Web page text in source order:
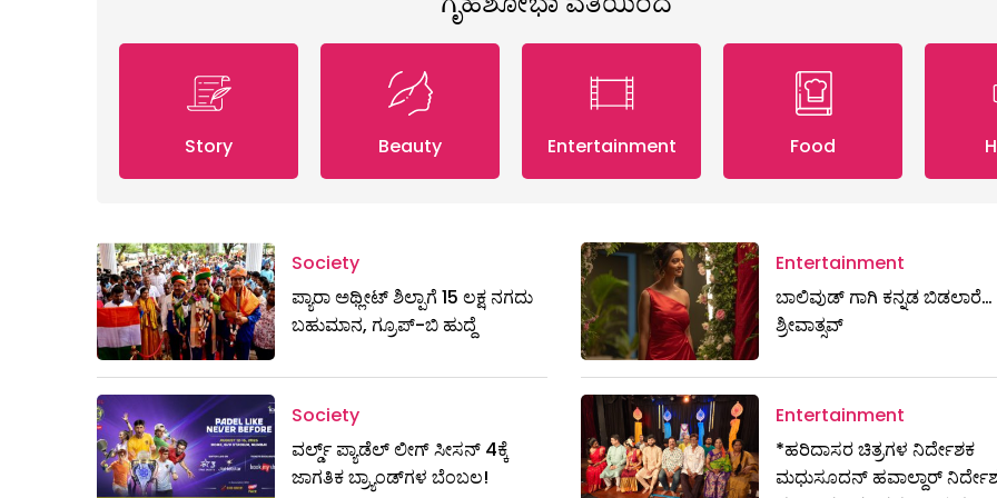
Story Beauty Entertainment Food
Society
ಪ್ಯಾರಾ ಅಥ್ಲೀಟ್ ಶಿಲ್ಪಾಗೆ 15 ಲಕ್ಷ ನಗದು
ಬಹುಮಾನ, ಗ್ರೂಪ್-ಬಿ ಹುದ್ದೆ
Society
ವರ್ಲ್ಡ್ ಪ್ಯಾಡೆಲ್ ಲೀಗ್ ಸೀಸನ್ 4ಕ್ಕೆ
ಜಾಗತಿಕ ಬ್ರ್ಯಾಂಡ್‌ಗಳ ಬೆಂಬಲ!
Entertainment
ಬಾಲಿವುಡ್ ಗಾಗಿ ಕನ್ನಡ ಬಿಡಲಾರೆ…
ಶ್ರೀವಾತ್ಸವ್
Entertainment
*ಹರಿದಾಸರ ಚಿತ್ರಗಳ ನಿರ್ದೇಶಕ
ಮಧುಸೂದನ್ ಹವಾಲ್ದಾರ್